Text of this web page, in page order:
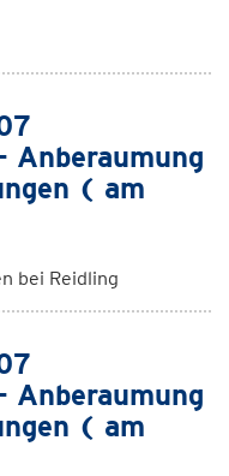
Anberaumung
( am
bei Reidling
Anberaumung
( am